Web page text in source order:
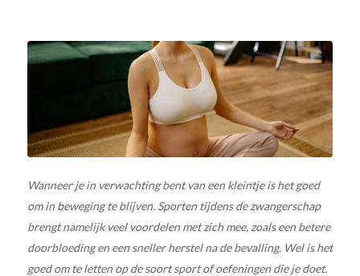
Wanneer je in verwachting bent van een kleintje is het goed
om in beweging te blijven. Sporten tijdens de zwangerschap
brengt namelijk veel voordelen met zich mee, zoals een betere
doorbloeding en een sneller herstel na de bevalling. Wel is het
goed om te letten op de soort sport of oefeningen die je doet.